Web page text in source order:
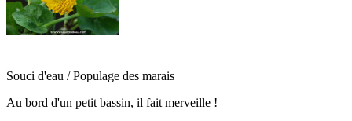
Souci d'eau / Populage des marais
Au bord d'un petit bassin, il fait merveille !